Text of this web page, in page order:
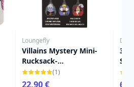
Loungefly
Villains Mystery Mini-
Rucksack-
Schlüsselanhänger -
Disney Loungefly
(1)
22,90 €
3D-